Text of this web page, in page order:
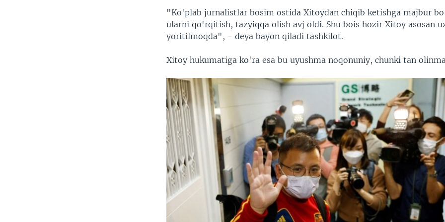
"Ko'plab jurnalistlar bosim ostida Xitoydan chiqib ketishga majbur
ularni qo'rqitish, tazyiqqa olish avj oldi. Shu bois hozir Xitoy asosan
yoritilmoqda", - deya bayon qiladi tashkilot.
Xitoy hukumatiga ko'ra esa bu uyushma noqonuniy, chunki tan